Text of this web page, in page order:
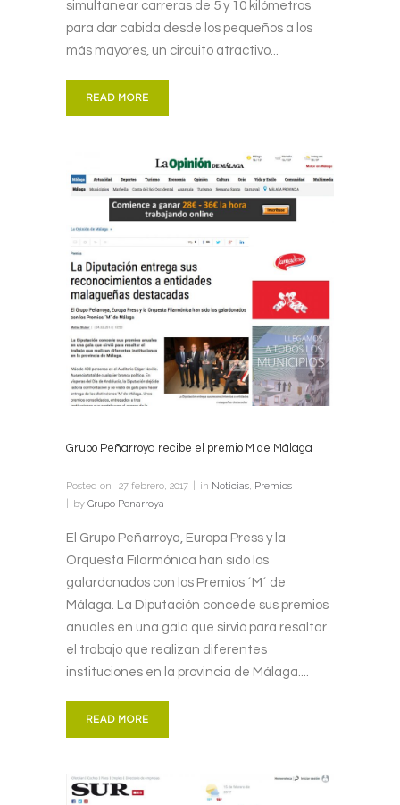
simultanear carreras de 5 y 10 kilómetros
para dar cabida desde los pequeños a los
más mayores, un circuito atractivo...
READ MORE
Grupo Peñarroya recibe el premio M de Málaga
Posted on 27 febrero, 2017 in Noticias, Premios
by Grupo Penarroya
El Grupo Peñarroya, Europa Press y la
Orquesta Filarmónica han sido los
galardonados con los Premios ´M´ de
Málaga. La Diputación concede sus premios
anuales en una gala que sirvió para resaltar
el trabajo que realizan diferentes
instituciones en la provincia de Málaga....
READ MORE